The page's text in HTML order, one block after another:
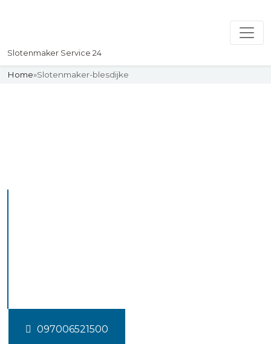
Slotenmaker Service 24
Home»Slotenmaker-blesdijke
097006521500